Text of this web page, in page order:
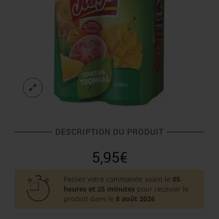
DESCRIPTION DU PRODUIT
5,95€
Passez votre commande avant le 05
heures et 25 minutes pour recevoir le
produit dans le 8 août 2026